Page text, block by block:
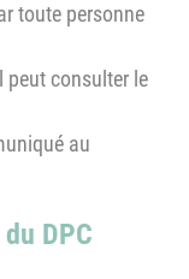
toute personne
peut consulter le
au
DPC